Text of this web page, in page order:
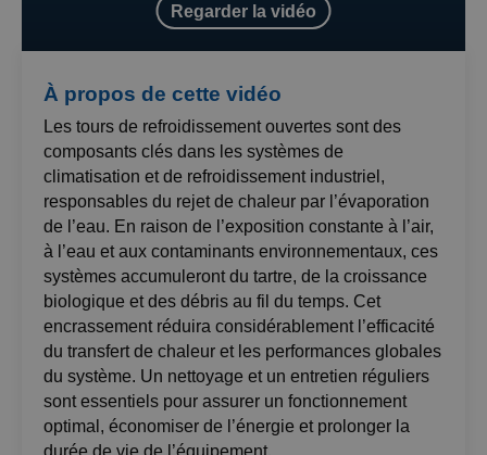
Regarder la vidéo
À propos de cette vidéo
Les tours de refroidissement ouvertes sont des
composants clés dans les systèmes de
climatisation et de refroidissement industriel,
responsables du rejet de chaleur par l’évaporation
de l’eau. En raison de l’exposition constante à l’air,
à l’eau et aux contaminants environnementaux, ces
systèmes accumuleront du tartre, de la croissance
biologique et des débris au fil du temps. Cet
encrassement réduira considérablement l’efficacité
du transfert de chaleur et les performances globales
du système. Un nettoyage et un entretien réguliers
sont essentiels pour assurer un fonctionnement
optimal, économiser de l’énergie et prolonger la
durée de vie de l’équipement.